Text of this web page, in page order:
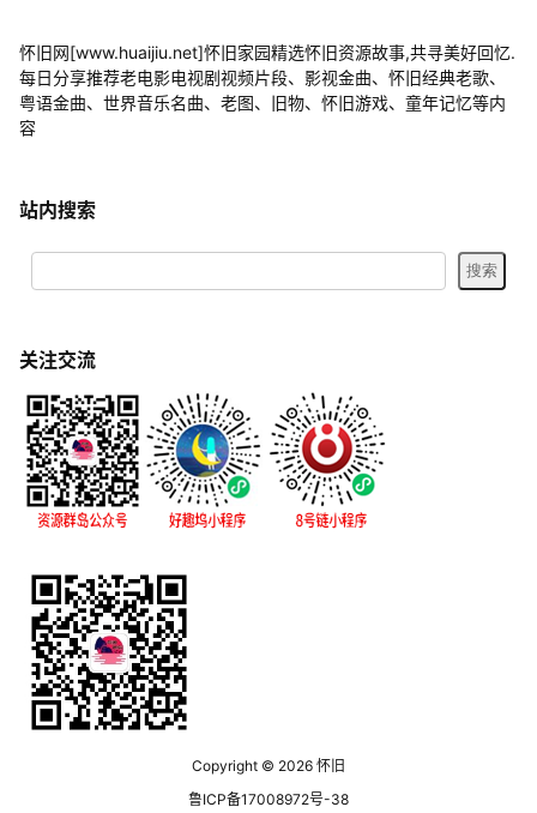
怀旧网[www.huaijiu.net]怀旧家园精选怀旧资源故事,共寻美好回忆.
每日分享推荐老电影电视剧视频片段、影视金曲、怀旧经典老歌、
粤语金曲、世界音乐名曲、老图、旧物、怀旧游戏、童年记忆等内
容
站内搜索
关注交流
Copyright © 2026 怀旧
鲁ICP备17008972号-38